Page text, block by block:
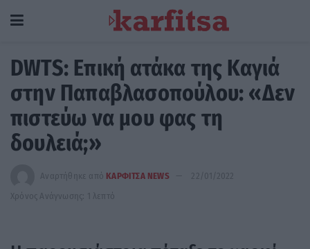
DWTS: Επική ατάκα της Καγιά
στην Παπαβλασοπούλου: «Δεν
πιστεύω να μου φας τη
δουλειά;»
Αναρτήθηκε από ΚΑΡΦΙΤΣΑ NEWS
22/01/2022
Χρόνος Ανάγνωσης: 1 λεπτό